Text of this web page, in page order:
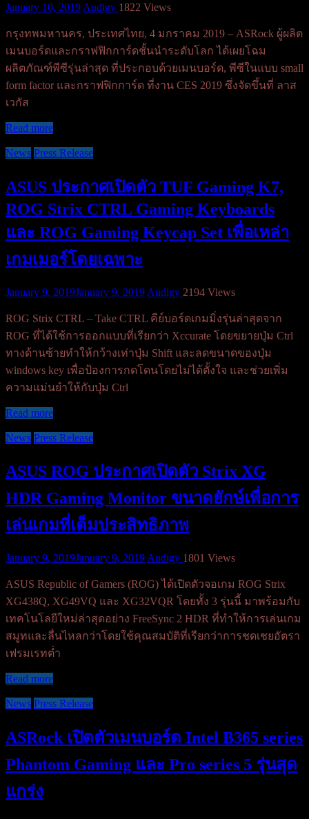
January 10, 2019 Audigy 1822 Views
กรุงทพมหานคร, ประเทศไทย, 4 มกราคม 2019 – ASRock ผู้ผลิต
เมนบอร์ดและกราฟฟิกการ์ดชั้นนำระดับโลก ได้เผยโฉม
ผลิตภัณฑ์พีซีรุ่นล่าสุด ที่ประกอบด้วยเมนบอร์ด, พีซีในแบบ small
form factor และกราฟฟิกการ์ด ที่งาน CES 2019 ซึ่งจัดขึ้นที่ ลาส
เวกัส
Read more
News Press Release
ASUS ประกาศเปิดตัว TUF Gaming K7,
ROG Strix CTRL Gaming Keyboards
และ ROG Gaming Keycap Set เพื่อเหล่า
เกมเมอร์โดยเฉพาะ
January 9, 2019January 9, 2019 Audigy 2194 Views
ROG Strix CTRL – Take CTRL คีย์บอร์ดเกมมิ่งรุ่นล่าสุดจาก
ROG ที่ได้ใช้การออกแบบที่เรียกว่า Xccurate โดยขยายปุ่ม Ctrl
ทางด้านซ้ายทำให้กว้างเท่าปุ่ม Shift และลดขนาดของปุ่ม
windows key เพื่อป้องการกดโดนโดยไม่ได้ตั้งใจ และช่วยเพิ่ม
ความแม่นยำให้กับปุ่ม Ctrl
Read more
News Press Release
ASUS ROG ประกาศเปิดตัว Strix XG
HDR Gaming Monitor ขนาดยักษ์เพื่อการ
เล่นเกมที่เต็มประสิทธิภาพ
January 9, 2019January 9, 2019 Audigy 1801 Views
ASUS Republic of Gamers (ROG) ได้เปิดตัวจอเกม ROG Strix
XG438Q, XG49VQ และ XG32VQR โดยทั้ง 3 รุ่นนี้ มาพร้อมกับ
เทคโนโลยีใหม่ล่าสุดอย่าง FreeSync 2 HDR ที่ทำให้การเล่นเกม
สมูทและลื่นไหลกว่าโดยใช้คุณสมบัติที่เรียกว่าการชดเชยอัตรา
เฟรมเรทต่ำ
Read more
News Press Release
ASRock เปิดตัวเมนบอร์ด Intel B365 series
Phantom Gaming และ Pro series 5 รุ่นสุด
แกร่ง